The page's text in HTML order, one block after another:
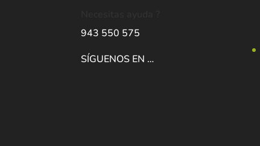
943 550 575
SÍGUENOS EN …